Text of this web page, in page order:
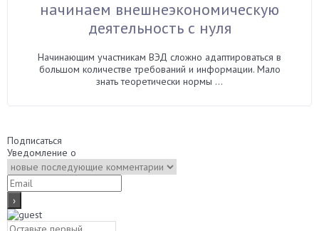
начинаем внешнеэкономическую
деятельность с нуля
Начинающим участникам ВЭД сложно адаптироваться в
большом количестве требований и информации. Мало
знать теоретически нормы ...
Подписаться
Уведомление о